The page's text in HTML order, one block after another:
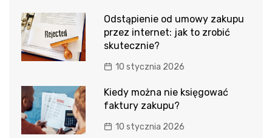
Odstąpienie od umowy zakupu
przez internet: jak to zrobić
skutecznie?
10 stycznia 2026
Kiedy można nie księgować
faktury zakupu?
10 stycznia 2026